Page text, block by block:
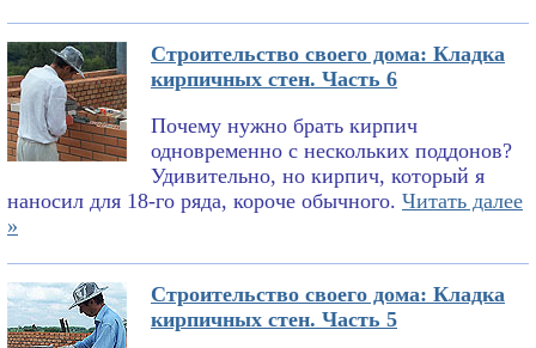
Строительство своего дома: Кладка
кирпичных стен. Часть 6
Почему нужно брать кирпич
одновременно с нескольких поддонов?
Удивительно, но кирпич, который я
наносил для 18-го ряда, короче обычного. Читать далее
»
Строительство своего дома: Кладка
кирпичных стен. Часть 5